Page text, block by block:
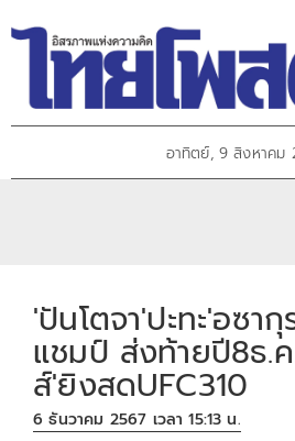
อาทิตย์, 9 สิงหาคม
'ปันโตจา'ปะทะ'อซา
แชมป์ ส่งท้ายปี8ธ.
ส์'ยิงสดUFC310
6 ธันวาคม 2567 เวลา 15:13 น.